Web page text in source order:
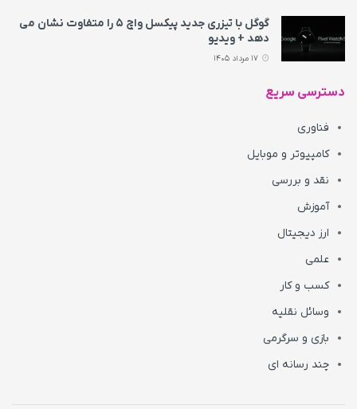
گوگل با تیزری جدید پیکسل واچ ۵ را متفاوت نشان می‌
دهد + ویدیو
دسترسی سریع
فناوری
کامپیوتر و موبایل
نقد و بررسی
آموزش
ارز دیجیتال
علمی
کسب و کار
وسائل نقلیه
بازی و سرگرمی
چند رسانه ای